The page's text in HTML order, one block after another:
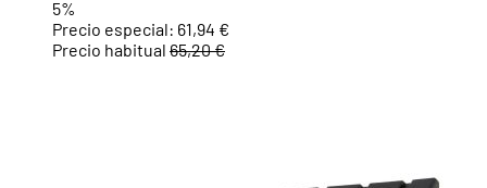
5%
Precio especial: 61,94 €
Precio habitual 65,20 €